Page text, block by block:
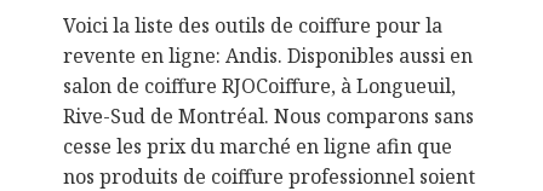
Voici la liste des outils de coiffure pour la
revente en ligne: Andis. Disponibles aussi en
salon de coiffure RJOCoiffure, à Longueuil,
Rive-Sud de Montréal. Nous comparons sans
cesse les prix du marché en ligne afin que
nos produits de coiffure professionnel soient